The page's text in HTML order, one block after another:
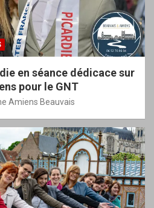
en séance dédicace sur
pour le GNT
Amiens Beauvais